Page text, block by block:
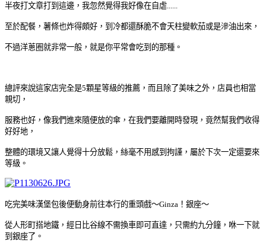
半夜打文章打到這邊，我忽然覺得我好像在自虐......
至於配餐，薯條也炸得頗好，到冷都還酥脆不會天柱變軟茄或是滲油出來，
不過洋蔥圈就非常一般，就是你平常會吃到的那種。
總評來說這家店完全是5顆星等級的推薦，而且除了美味之外， 店員也相當
親切，
服務也好，像我們進來隨便放的傘，在我們要離開時發現，竟然幫我們收得
好好地，
整體的環境又讓人覺得十分放鬆， 絲毫不用感到拘謹，屬於下次一定還要來
等級。
吃完美味漢堡包後便動身前往本行的重頭戲～Ginza ！銀座～
從人形町搭地鐵，經日比谷線不需換車即可直達，只需約九分鐘，咻一下就
到銀座了。